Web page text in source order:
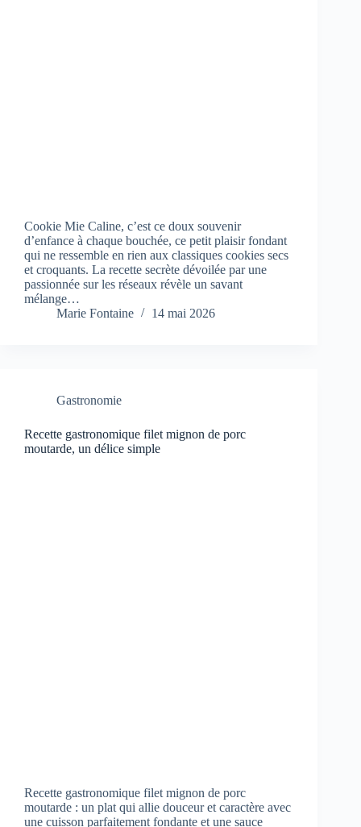
Cookie Mie Caline, c’est ce doux souvenir
d’enfance à chaque bouchée, ce petit plaisir fondant
qui ne ressemble en rien aux classiques cookies secs
et croquants. La recette secrète dévoilée par une
passionnée sur les réseaux révèle un savant
mélange…
Marie Fontaine
14 mai 2026
Gastronomie
Recette gastronomique filet mignon de porc
moutarde, un délice simple
Recette gastronomique filet mignon de porc
moutarde : un plat qui allie douceur et caractère avec
une cuisson parfaitement fondante et une sauce